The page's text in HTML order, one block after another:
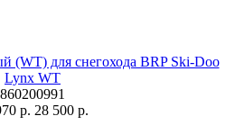
(WT) для снегохода BRP Ski-Doo
Lynx WT
860200991
р. 28 500 р.